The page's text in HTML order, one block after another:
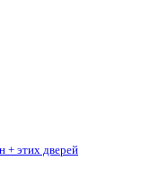
+ этих дверей